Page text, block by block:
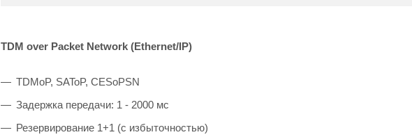
TDM over Packet Network (Ethernet/IP)
TDMoP, SAToP, CESoPSN
Задержка передачи: 1 - 2000 мс
Резервирование 1+1 (с избыточностью)